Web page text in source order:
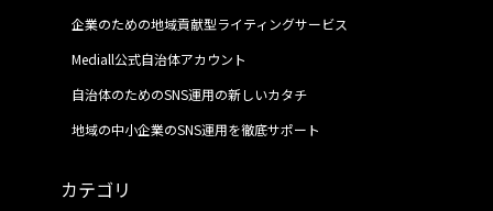
企業のための地域貢献型ライティングサービス
Mediall公式自治体アカウント
自治体のためのSNS運用の新しいカタチ
地域の中小企業のSNS運用を徹底サポート
カテゴリ